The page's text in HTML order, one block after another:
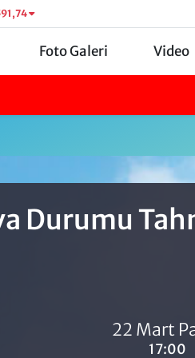
Foto Galeri Video
Durumu
22 Mart
17:00